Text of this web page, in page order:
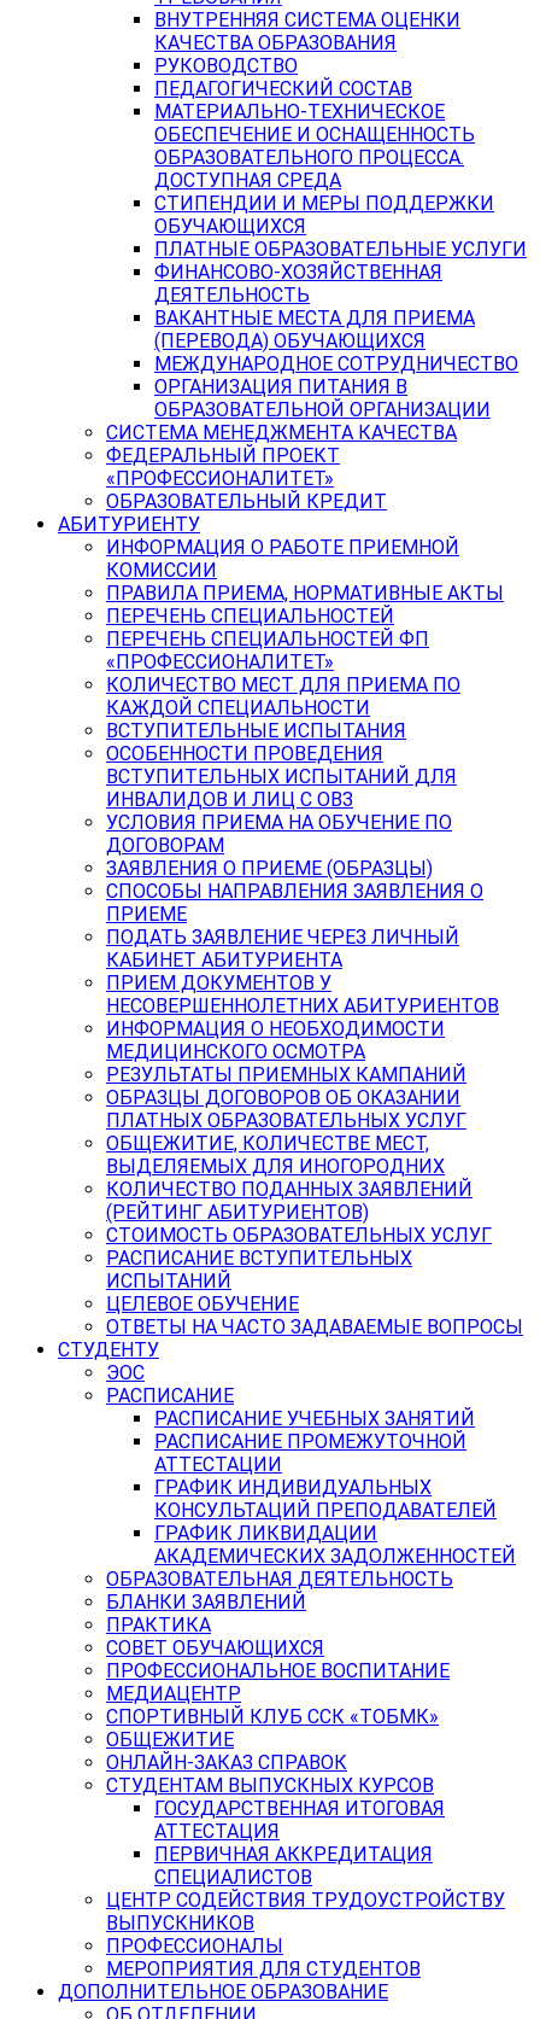
ВНУТРЕННЯЯ СИСТЕМА ОЦЕНКИ
КАЧЕСТВА ОБРАЗОВАНИЯ
РУКОВОДСТВО
ПЕДАГОГИЧЕСКИЙ СОСТАВ
МАТЕРИАЛЬНО-ТЕХНИЧЕСКОЕ
ОБЕСПЕЧЕНИЕ И ОСНАЩЕННОСТЬ
ОБРАЗОВАТЕЛЬНОГО ПРОЦЕССА.
ДОСТУПНАЯ СРЕДА
СТИПЕНДИИ И МЕРЫ ПОДДЕРЖКИ
ОБУЧАЮЩИХСЯ
ПЛАТНЫЕ ОБРАЗОВАТЕЛЬНЫЕ УСЛУГИ
ФИНАНСОВО-ХОЗЯЙСТВЕННАЯ
ДЕЯТЕЛЬНОСТЬ
ВАКАНТНЫЕ МЕСТА ДЛЯ ПРИЕМА
(ПЕРЕВОДА) ОБУЧАЮЩИХСЯ
МЕЖДУНАРОДНОЕ СОТРУДНИЧЕСТВО
ОРГАНИЗАЦИЯ ПИТАНИЯ В
ОБРАЗОВАТЕЛЬНОЙ ОРГАНИЗАЦИИ
СИСТЕМА МЕНЕДЖМЕНТА КАЧЕСТВА
ФЕДЕРАЛЬНЫЙ ПРОЕКТ
«ПРОФЕССИОНАЛИТЕТ»
ОБРАЗОВАТЕЛЬНЫЙ КРЕДИТ
АБИТУРИЕНТУ
ИНФОРМАЦИЯ О РАБОТЕ ПРИЕМНОЙ
КОМИССИИ
ПРАВИЛА ПРИЕМА, НОРМАТИВНЫЕ АКТЫ
ПЕРЕЧЕНЬ СПЕЦИАЛЬНОСТЕЙ
ПЕРЕЧЕНЬ СПЕЦИАЛЬНОСТЕЙ ФП
«ПРОФЕССИОНАЛИТЕТ»
КОЛИЧЕСТВО МЕСТ ДЛЯ ПРИЕМА ПО
КАЖДОЙ СПЕЦИАЛЬНОСТИ
ВСТУПИТЕЛЬНЫЕ ИСПЫТАНИЯ
ОСОБЕННОСТИ ПРОВЕДЕНИЯ
ВСТУПИТЕЛЬНЫХ ИСПЫТАНИЙ ДЛЯ
ИНВАЛИДОВ И ЛИЦ С ОВЗ
УСЛОВИЯ ПРИЕМА НА ОБУЧЕНИЕ ПО
ДОГОВОРАМ
ЗАЯВЛЕНИЯ О ПРИЕМЕ (ОБРАЗЦЫ)
СПОСОБЫ НАПРАВЛЕНИЯ ЗАЯВЛЕНИЯ О
ПРИЕМЕ
ПОДАТЬ ЗАЯВЛЕНИЕ ЧЕРЕЗ ЛИЧНЫЙ
КАБИНЕТ АБИТУРИЕНТА
ПРИЕМ ДОКУМЕНТОВ У
НЕСОВЕРШЕННОЛЕТНИХ АБИТУРИЕНТОВ
ИНФОРМАЦИЯ О НЕОБХОДИМОСТИ
МЕДИЦИНСКОГО ОСМОТРА
РЕЗУЛЬТАТЫ ПРИЕМНЫХ КАМПАНИЙ
ОБРАЗЦЫ ДОГОВОРОВ ОБ ОКАЗАНИИ
ПЛАТНЫХ ОБРАЗОВАТЕЛЬНЫХ УСЛУГ
ОБЩЕЖИТИЕ, КОЛИЧЕСТВЕ МЕСТ,
ВЫДЕЛЯЕМЫХ ДЛЯ ИНОГОРОДНИХ
КОЛИЧЕСТВО ПОДАННЫХ ЗАЯВЛЕНИЙ
(РЕЙТИНГ АБИТУРИЕНТОВ)
СТОИМОСТЬ ОБРАЗОВАТЕЛЬНЫХ УСЛУГ
РАСПИСАНИЕ ВСТУПИТЕЛЬНЫХ
ИСПЫТАНИЙ
ЦЕЛЕВОЕ ОБУЧЕНИЕ
ОТВЕТЫ НА ЧАСТО ЗАДАВАЕМЫЕ ВОПРОСЫ
СТУДЕНТУ
ЭОС
РАСПИСАНИЕ
РАСПИСАНИЕ УЧЕБНЫХ ЗАНЯТИЙ
РАСПИСАНИЕ ПРОМЕЖУТОЧНОЙ
АТТЕСТАЦИИ
ГРАФИК ИНДИВИДУАЛЬНЫХ
КОНСУЛЬТАЦИЙ ПРЕПОДАВАТЕЛЕЙ
ГРАФИК ЛИКВИДАЦИИ
АКАДЕМИЧЕСКИХ ЗАДОЛЖЕННОСТЕЙ
ОБРАЗОВАТЕЛЬНАЯ ДЕЯТЕЛЬНОСТЬ
БЛАНКИ ЗАЯВЛЕНИЙ
ПРАКТИКА
СОВЕТ ОБУЧАЮЩИХСЯ
ПРОФЕССИОНАЛЬНОЕ ВОСПИТАНИЕ
МЕДИАЦЕНТР
СПОРТИВНЫЙ КЛУБ ССК «ТОБМК»
ОБЩЕЖИТИЕ
ОНЛАЙН-ЗАКАЗ СПРАВОК
СТУДЕНТАМ ВЫПУСКНЫХ КУРСОВ
ГОСУДАРСТВЕННАЯ ИТОГОВАЯ
АТТЕСТАЦИЯ
ПЕРВИЧНАЯ АККРЕДИТАЦИЯ
СПЕЦИАЛИСТОВ
ЦЕНТР СОДЕЙСТВИЯ ТРУДОУСТРОЙСТВУ
ВЫПУСКНИКОВ
ПРОФЕССИОНАЛЫ
МЕРОПРИЯТИЯ ДЛЯ СТУДЕНТОВ
ДОПОЛНИТЕЛЬНОЕ ОБРАЗОВАНИЕ